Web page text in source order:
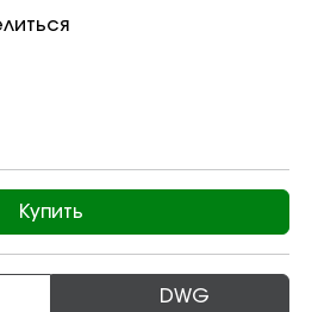
Купить
DWG